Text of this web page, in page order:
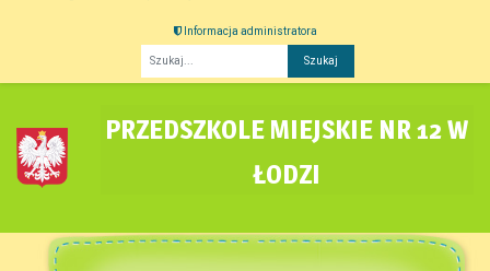
Informacja administratora
PRZEDSZKOLE MIEJSKIE NR 12 W
ŁODZI